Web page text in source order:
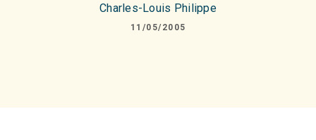
Charles-Louis Philippe
11/05/2005